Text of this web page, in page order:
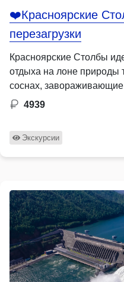
❤️Красноярские
перезагрузки
Красноярские Столбы
отдыха на лоне природы
соснах,
4939
Экскурсии